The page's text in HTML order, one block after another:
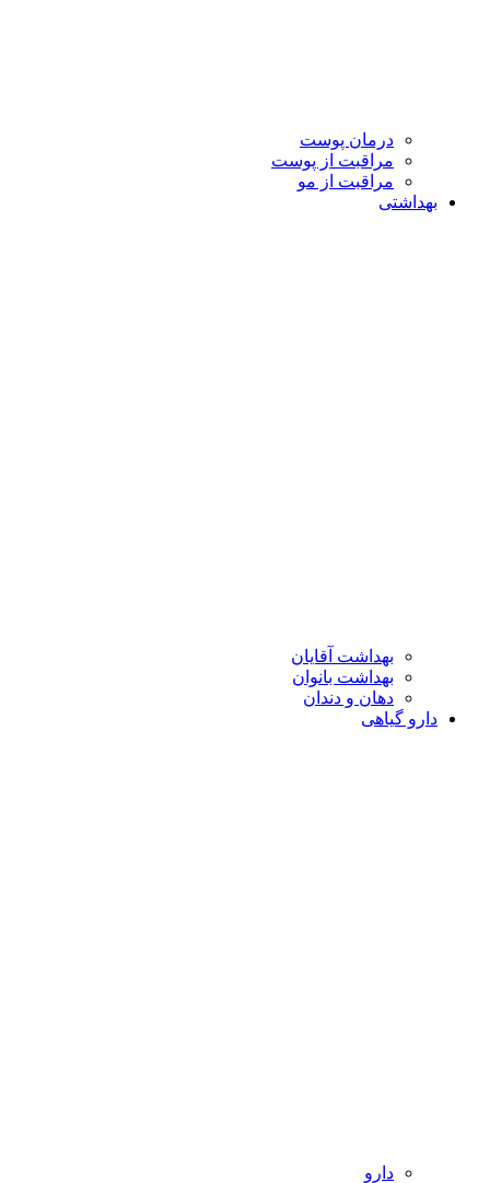
درمان پوست
مراقبت از پوست
مراقبت از مو
بهداشتی
بهداشت آقایان
بهداشت بانوان
دهان و دندان
دارو گیاهی
دارو